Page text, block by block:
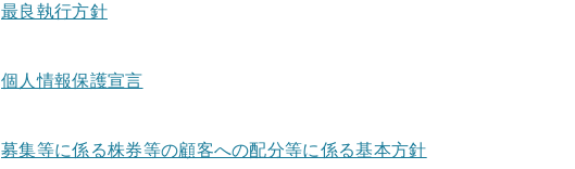
最良執行方針
個人情報保護宣言
募集等に係る株券等の顧客への配分等に係る基本方針